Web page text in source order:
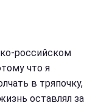
российском
что я
в тряпочку,
оставлял за